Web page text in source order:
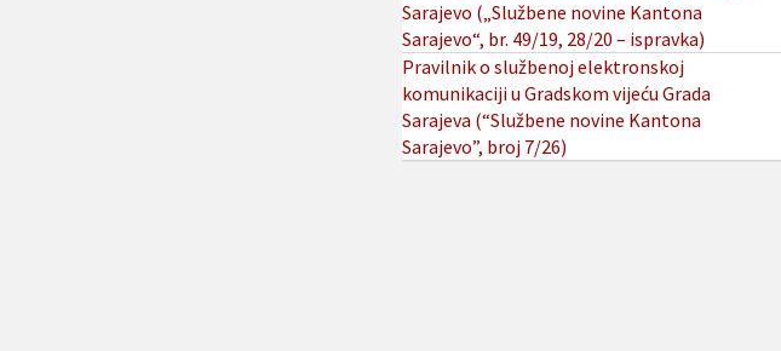
Sarajevo („Službene novine Kantona
Sarajevo“, br. 49/19, 28/20 – ispravka)
Pravilnik o službenoj elektronskoj
komunikaciji u Gradskom vijeću Grada
Sarajeva (“Službene novine Kantona
Sarajevo”, broj 7/26)